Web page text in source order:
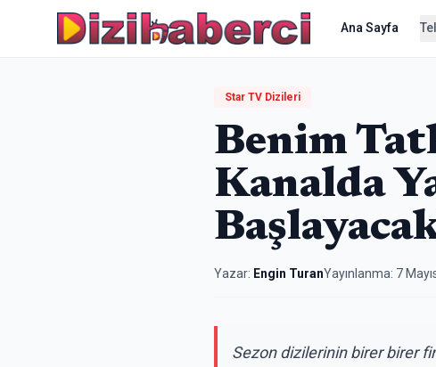
Ana Sayfa
Star TV Dizileri
Benim
Kanalda
Yazar: Engin TuranYayınlanma: 7
Sezon dizilerinin birer birer